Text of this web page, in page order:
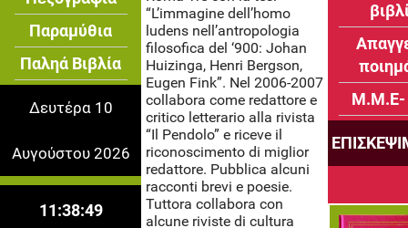
Παραμύθια
Παληά Βιβλία
Δευτέρα 10
Αυγούστου 2026
11:38:49
“L’immagine dell’homo
ludens nell’antropologia
filosofica del ‘900: Johan
Huizinga, Henri Bergson,
Eugen Fink”. Nel 2006-2007
collabora come redattore e
critico letterario alla rivista
“Il Pendolo” e riceve il
riconoscimento di miglior
redattore. Pubblica alcuni
racconti brevi e poesie.
Tuttora collabora con
alcune riviste di cultura
Μ.Μ.Ε-